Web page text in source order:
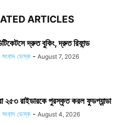
ARTICLES
দ্রুত বুকিং, দ্রুত রিফান্ড
সংবাদ ডেস্ক - August 7, 2026
২৫৩ রাইডারকে পুরস্কৃত করল ফুডপ্যান্ডা
সংবাদ ডেস্ক - August 4, 2026